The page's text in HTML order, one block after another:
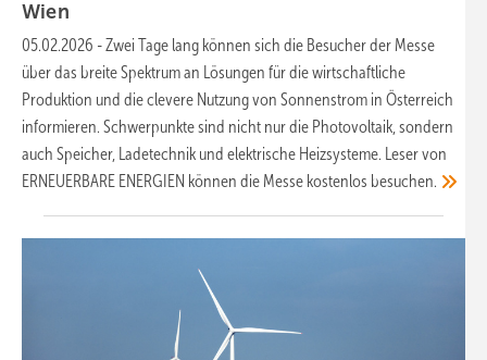
Wien
05.02.2026 -Zwei Tage lang können sich die Besucher der Messe
über das breite Spektrum an Lösungen für die wirtschaftliche
Produktion und die clevere Nutzung von Sonnenstrom in Österreich
informieren. Schwerpunkte sind nicht nur die Photovoltaik, sondern
auch Speicher, Ladetechnik und elektrische Heizsysteme. Leser von
ERNEUERBARE ENERGIEN können die Messe kostenlos besuchen.